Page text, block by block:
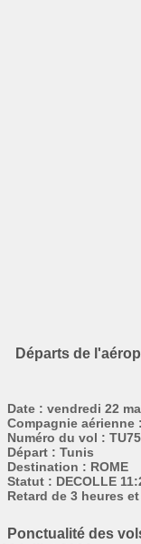
Départs de
Date : vendredi 22
Compagnie aérienne
Numéro du vol :
Départ : Tunis
Destination : ROME
Statut : DECOLLE
Retard de 3 heures
Ponctualité des